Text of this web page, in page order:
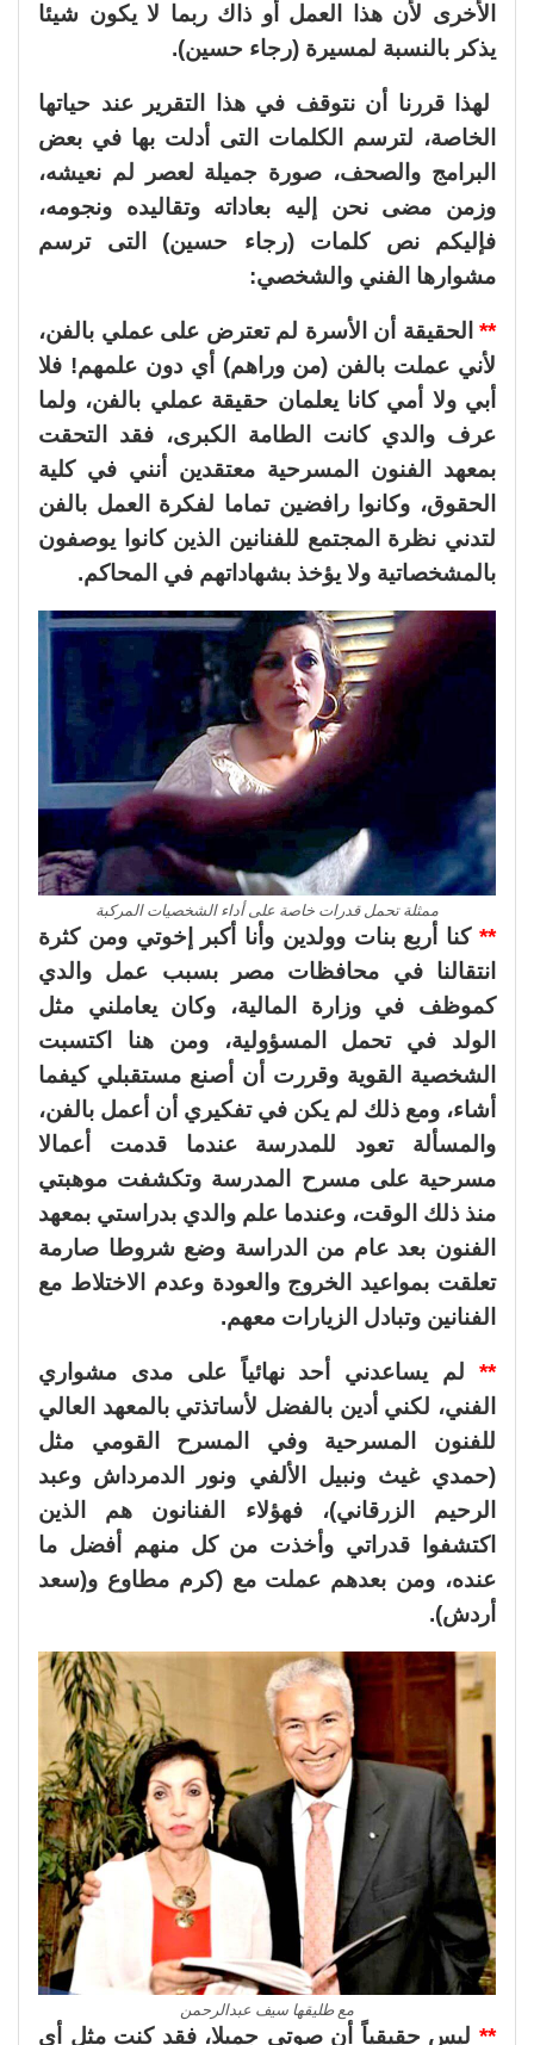
الأخرى لأن هذا العمل أو ذاك ربما لا يكون شيئا
يذكر بالنسبة لمسيرة (رجاء حسين).
لهذا قررنا أن نتوقف في هذا التقرير عند حياتها
الخاصة، لترسم الكلمات التى أدلت بها في بعض
البرامج والصحف، صورة جميلة لعصر لم نعيشه،
وزمن مضى نحن إليه بعاداته وتقاليده ونجومه،
فإليكم نص كلمات (رجاء حسين) التى ترسم
مشوارها الفني والشخصي:
** الحقيقة أن الأسرة لم تعترض على عملي بالفن،
لأني عملت بالفن (من وراهم) أي دون علمهم! فلا
أبي ولا أمي كانا يعلمان حقيقة عملي بالفن، ولما
عرف والدي كانت الطامة الكبرى، فقد التحقت
بمعهد الفنون المسرحية معتقدين أنني في كلية
الحقوق، وكانوا رافضين تماما لفكرة العمل بالفن
لتدني نظرة المجتمع للفنانين الذين كانوا يوصفون
بالمشخصاتية ولا يؤخذ بشهاداتهم في المحاكم.
ممثلة تحمل قدرات خاصة على أداء الشخصيات المركبة
** كنا أربع بنات وولدين وأنا أكبر إخوتي ومن كثرة
انتقالنا في محافظات مصر بسبب عمل والدي
كموظف في وزارة المالية، وكان يعاملني مثل
الولد في تحمل المسؤولية، ومن هنا اكتسبت
الشخصية القوية وقررت أن أصنع مستقبلي كيفما
أشاء، ومع ذلك لم يكن في تفكيري أن أعمل بالفن،
والمسألة تعود للمدرسة عندما قدمت أعمالا
مسرحية على مسرح المدرسة وتكشفت موهبتي
منذ ذلك الوقت، وعندما علم والدي بدراستي بمعهد
الفنون بعد عام من الدراسة وضع شروطا صارمة
تعلقت بمواعيد الخروج والعودة وعدم الاختلاط مع
الفنانين وتبادل الزيارات معهم.
** لم يساعدني أحد نهائياً على مدى مشواري
الفني، لكني أدين بالفضل لأساتذتي بالمعهد العالي
للفنون المسرحية وفي المسرح القومي مثل
(حمدي غيث ونبيل الألفي ونور الدمرداش وعبد
الرحيم الزرقاني)، فهؤلاء الفنانون هم الذين
اكتشفوا قدراتي وأخذت من كل منهم أفضل ما
عنده، ومن بعدهم عملت مع (كرم مطاوع و(سعد
أردش).
مع طليقها سيف عبدالرحمن
** ليس حقيقياً أن صوتي جميلا، فقد كنت مثل أي